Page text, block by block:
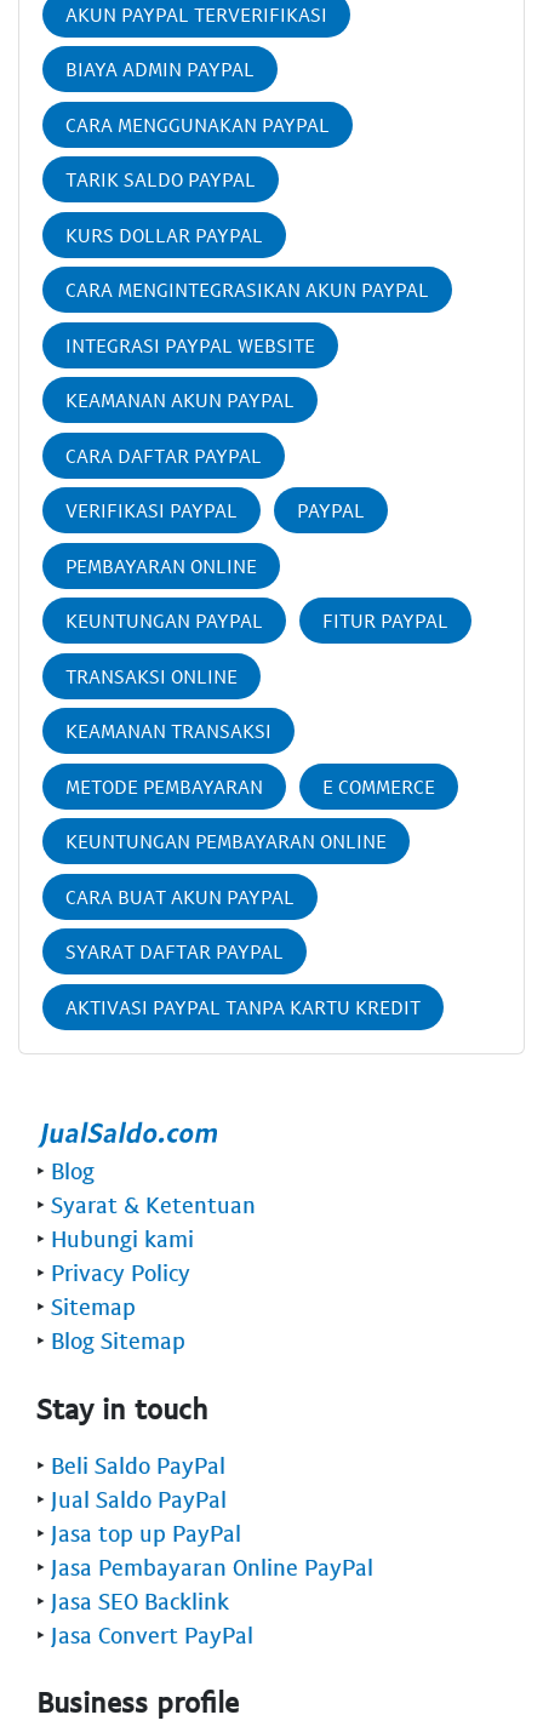
AKUN PAYPAL TERVERIFIKASI
BIAYA ADMIN PAYPAL
CARA MENGGUNAKAN PAYPAL
TARIK SALDO PAYPAL
KURS DOLLAR PAYPAL
CARA MENGINTEGRASIKAN AKUN PAYPAL
INTEGRASI PAYPAL WEBSITE
KEAMANAN AKUN PAYPAL
CARA DAFTAR PAYPAL
VERIFIKASI PAYPAL PAYPAL
PEMBAYARAN ONLINE
KEUNTUNGAN PAYPAL FITUR PAYPAL
TRANSAKSI ONLINE
KEAMANAN TRANSAKSI
METODE PEMBAYARAN E COMMERCE
KEUNTUNGAN PEMBAYARAN ONLINE
CARA BUAT AKUN PAYPAL
SYARAT DAFTAR PAYPAL
AKTIVASI PAYPAL TANPA KARTU KREDIT
‣ Blog
‣ Syarat & Ketentuan
‣ Hubungi kami
‣ Privacy Policy
‣ Sitemap
‣ Blog Sitemap
Stay in touch
‣ Beli Saldo PayPal
‣ Jual Saldo PayPal
‣ Jasa top up PayPal
‣ Jasa Pembayaran Online PayPal
‣ Jasa SEO Backlink
‣ Jasa Convert PayPal
Business profile